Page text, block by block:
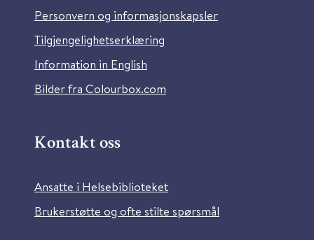
Personvern og informasjonskapsler
Tilgjengelighetserklæring
Information in English
Bilder fra Colourbox.com
Kontakt oss
Ansatte i Helsebiblioteket
Brukerstøtte og ofte stilte spørsmål